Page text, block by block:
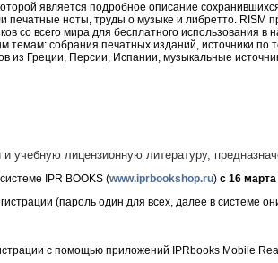
является подробное описание
ноты, труды о музыке и либретто. RISM
со всего мира для бесплатного использования
темам: собрания печатных изданий, источники по
из Греции, Персии, Испании, музыкальные
учебную лицензионную литературу,
IPR BOOKS (www.iprbookshop.ru)с 16 марта
(пароль один для всех, далее в системе
с помощью приложений IPRbooks Mobile